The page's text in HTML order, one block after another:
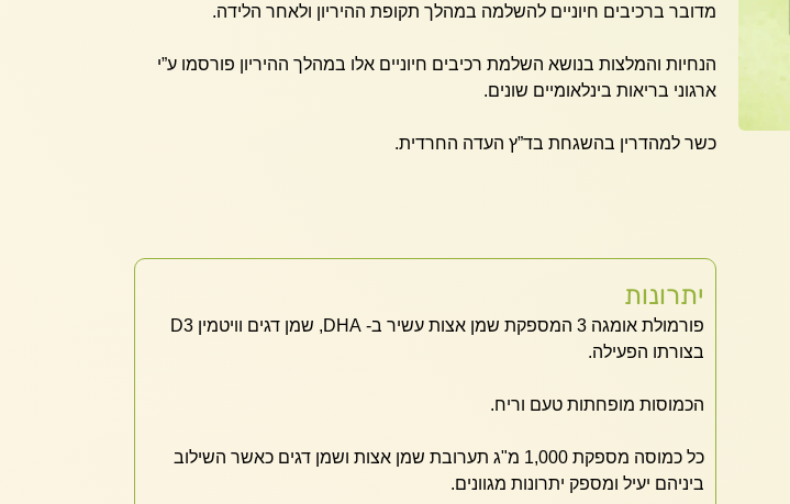
מדובר ברכיבים חיוניים להשלמה במהלך תקופת ההיריון ולאחר הלידה.
הנחיות והמלצות בנושא השלמת רכיבים חיוניים אלו במהלך ההיריון פורסמו ע”י
ארגוני בריאות בינלאומיים שונים.
כשר למהדרין בהשגחת בד”ץ העדה החרדית.
יתרונות
פורמולת אומגה 3 המספקת שמן אצות עשיר ב- DHA, שמן דגים וויטמין D3
בצורתו הפעילה.
הכמוסות מופחתות טעם וריח.
כל כמוסה מספקת 1,000 מ"ג תערובת שמן אצות ושמן דגים כאשר השילוב
ביניהם יעיל ומספק יתרונות מגוונים.